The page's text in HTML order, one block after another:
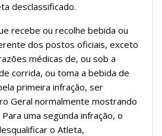
desclassificado.
recebe ou recolhe bebida ou
dos postos oficiais, exceto
médicas de, ou sob a
corrida, ou toma a bebida de
primeira infração, ser
Geral normalmente mostrando
uma segunda infração, o
o Atleta,